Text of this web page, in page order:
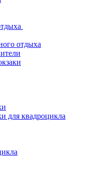
отдыха
для квадроцикла